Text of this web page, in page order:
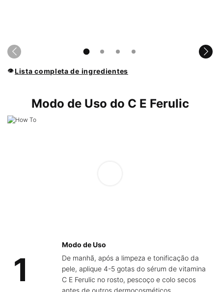
👁Lista completa de ingredientes
PDP Product How to Use Section
Modo de Uso do C E Ferulic
1
Modo de Uso
De manhã, após a limpeza e tonificação da
pele, aplique 4-5 gotas do sérum de vitamina
C E Ferulic no rosto, pescoço e colo secos
antes de outros dermocosméticos.